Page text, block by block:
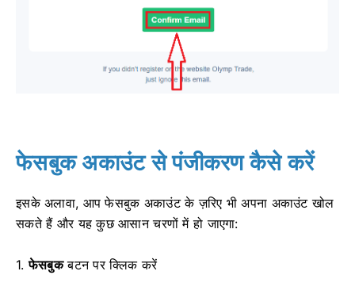
फेसबुक अकाउंट से पंजीकरण कैसे करें
इसके अलावा, आप फेसबुक अकाउंट के ज़रिए भी अपना अकाउंट खोल
सकते हैं और यह कुछ आसान चरणों में हो जाएगा:
1.फेसबुकबटन पर क्लिक करें